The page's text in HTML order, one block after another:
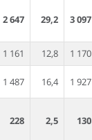
2 647 29,2 3 097
1 161 12,8 1 170
1 487 16,4 1 927
228 2,5 130